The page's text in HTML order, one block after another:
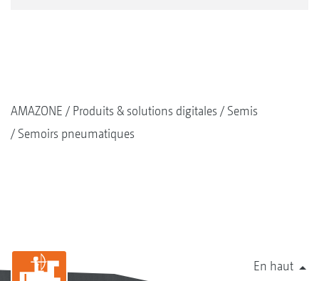
AMAZONE Produits & solutions digitales
Semis
Semoirs pneumatiques
En haut